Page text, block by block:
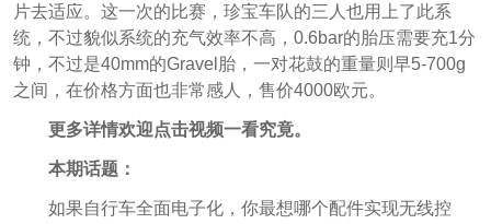
片去适应。这一次的比赛，珍宝车队的三人也用上了此系
统，不过貌似系统的充气效率不高，0.6bar的胎压需要充1分
钟，不过是40mm的Gravel胎，一对花鼓的重量则早5-700g
之间，在价格方面也非常感人，售价4000欧元。
更多详情欢迎点击视频一看究竟。
本期话题：
如果自行车全面电子化，你最想哪个配件实现无线控